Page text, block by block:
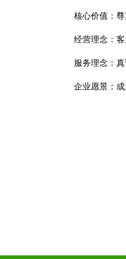
核心价值：
经营理念：
服务理念：
企业愿景：